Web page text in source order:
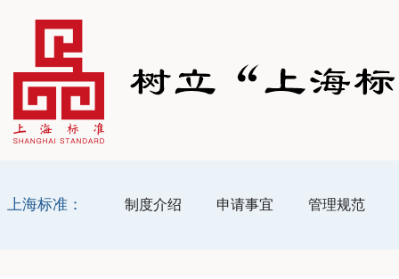
制度介绍 申请事宜 管理规范
上海标准：